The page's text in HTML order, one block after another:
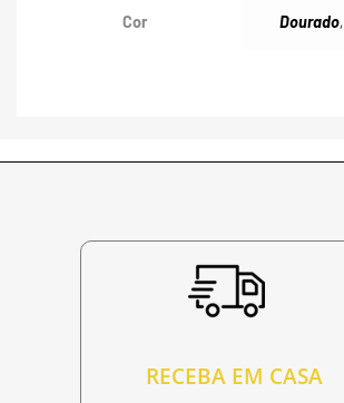
Cor Dourado,
RECEBA EM CASA